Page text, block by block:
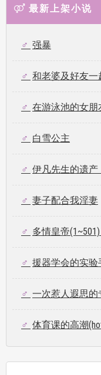
最新上架小说
强暴
和老婆及好友一
在游泳池的女朋
白雪公主
伊凡先生的遗产
妻子配合我淫妻
多情皇帝
援器学会的实
一次惹人遐思的
体育课的高潮